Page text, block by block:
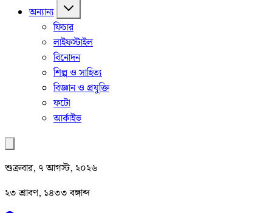
অন্যান্য
ফিচার
লাইফস্টাইল
বিনোদন
শিল্প ও সাহিত্য
বিজ্ঞান ও প্রযুক্তি
ফটো
আর্কাইভ
শুক্রবার, ৭ আগস্ট, ২০২৬
২৩ শ্রাবণ, ১৪৩৩ বঙ্গাব্দ